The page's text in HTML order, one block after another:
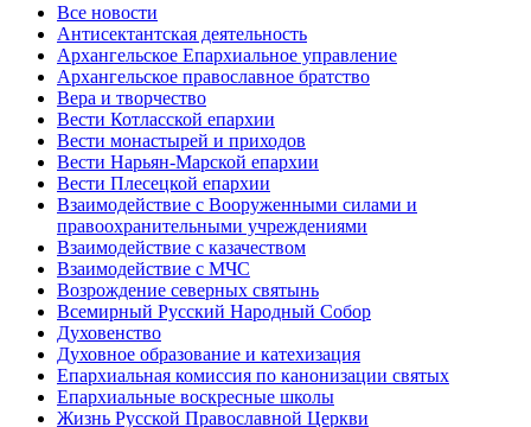
Все новости
Антисектантская деятельность
Архангельское Епархиальное управление
Архангельское православное братство
Вера и творчество
Вести Котласской епархии
Вести монастырей и приходов
Вести Нарьян-Марской епархии
Вести Плесецкой епархии
Взаимодействие с Вооруженными силами и
правоохранительными учреждениями
Взаимодействие с казачеством
Взаимодействие с МЧС
Возрождение северных святынь
Всемирный Русский Народный Собор
Духовенство
Духовное образование и катехизация
Епархиальная комиссия по канонизации святых
Епархиальные воскресные школы
Жизнь Русской Православной Церкви